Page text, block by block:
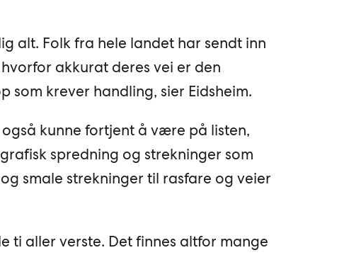
alt. Folk fra hele landet har sendt inn
akkurat deres vei er den
krever handling, sier Eidsheim.
kunne fortjent å være på listen,
spredning og strekninger som
smale strekninger til rasfare og veier
ti aller verste. Det finnes altfor mange